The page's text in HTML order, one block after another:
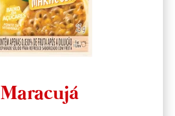
Maracujá